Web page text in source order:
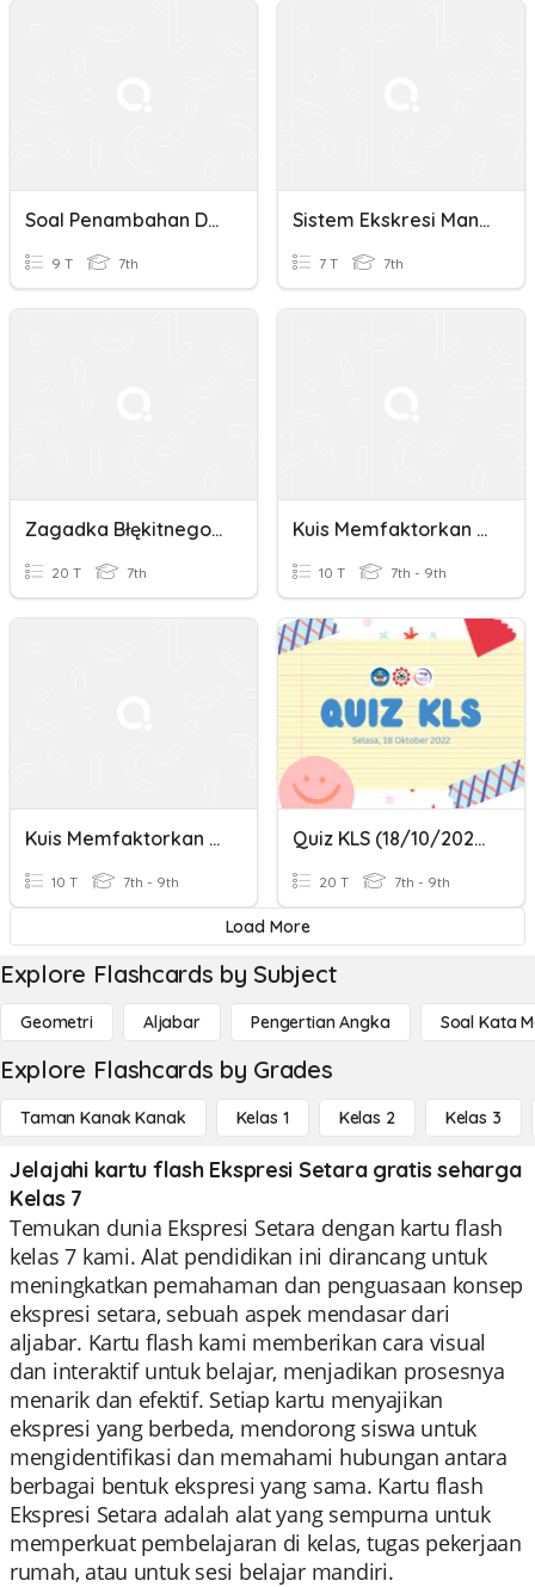
Soal Penambahan Dan Pengurangan Ekspresi
9 T 7th
Sistem Ekskresi Manusia
7 T 7th
Zagadka Błękitnego Ekspresu
20 T 7th
Kuis Memfaktorkan Ax^2 + Bx + C Dan Ax^2 -bx + C
10 T 7th - 9th
Kuis Memfaktorkan Bentuk X^2 +bx -c Dan X^2 - Bx - C
10 T 7th - 9th
Quiz KLS (18/10/2022)
20 T 7th - 9th
Load More
Explore Flashcards by Subject
Geometri Aljabar Pengertian Angka Soal Kata
Explore Flashcards by Grades
Taman Kanak Kanak Kelas 1 Kelas 2 Kelas 3
Jelajahi kartu flash Ekspresi Setara gratis seharga
Kelas 7
Temukan dunia Ekspresi Setara dengan kartu flash
kelas 7 kami. Alat pendidikan ini dirancang untuk
meningkatkan pemahaman dan penguasaan konsep
ekspresi setara, sebuah aspek mendasar dari
aljabar. Kartu flash kami memberikan cara visual
dan interaktif untuk belajar, menjadikan prosesnya
menarik dan efektif. Setiap kartu menyajikan
ekspresi yang berbeda, mendorong siswa untuk
mengidentifikasi dan memahami hubungan antara
berbagai bentuk ekspresi yang sama. Kartu flash
Ekspresi Setara adalah alat yang sempurna untuk
memperkuat pembelajaran di kelas, tugas pekerjaan
rumah, atau untuk sesi belajar mandiri.